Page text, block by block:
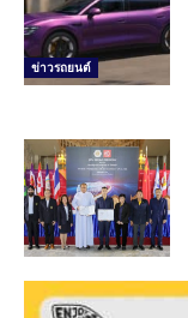
ข่าวรถยนต์